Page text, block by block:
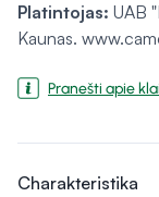
Platintojas: UAB
Kaunas.
Pranešti apie
Charakteristika